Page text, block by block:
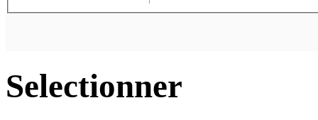
Selectionner